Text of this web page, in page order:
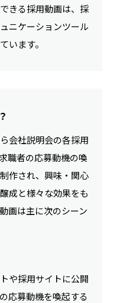
きる採用動画は、採
ニケーションツール
います。
会社説明会の各採用
職者の応募動機の喚
作され、興味・関心
成と様々な効果をも
画は主に次のシーン
や採用サイトに公開
応募動機を喚起する